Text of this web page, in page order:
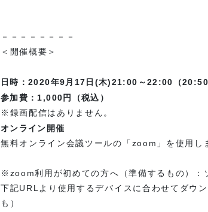
－－－－－－－－
＜開催概要＞
日時：2020年9月17日(木)21:00～22:00（20:50
参加費：1,000円（税込）
※録画配信はありません。
オンライン開催
無料オンライン会議ツールの「zoom」を使用し
※zoom利用が初めての方へ（準備するもの）：
下記URLより使用するデバイスに合わせてダウ
も）